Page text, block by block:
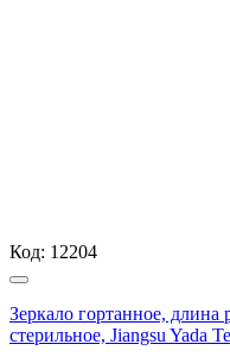
Код: 12204
Зеркало гортанное,
стерильное, Jiangsu